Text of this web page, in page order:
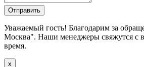
Уважаемый гость! Благодарим за
Москва". Наши менеджеры свяжутся с
время.
х